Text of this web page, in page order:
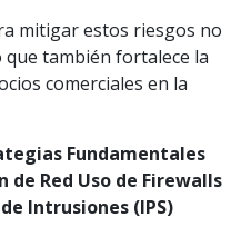
mitigar estos riesgos no
también fortalece la
comerciales en la
Fundamentales
Red Uso de Firewalls
Intrusiones (IPS)